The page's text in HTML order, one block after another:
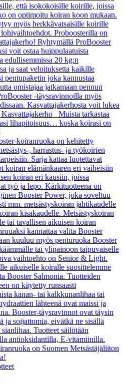
että isokokoisille koirille, joissa
on optimoitu koiran koon mukaan.
myös herkkävatsaisille koirille
Proboosterilla on
Ryhtymällä ProBooster
voit ostaa huippulaatuista
edullisemmissa 20 kg:n
ja saat veloituksetta kaikille
pentupaketin joka kannustaa
omistajaa jatkamaan pennun
-täysravinnoilla myös
Kasvattajakerhosta voit lukea
Kasvattajakerho Muista tarkastaa
lihapitoisuus… koska koirasi on
koiranruoka on kehitetty
, harrastus- ja työkoirien
Sarja kattaa luotettavat
koiran elämänkaaren eri vaiheisiin
koiran eri kausiin, joissa
työ ja lepo. Kärkituotteena on
Booster Power, joka soveltuu
mm. metsästyskoiran jahtikaudelle
kisakaudelle. Metsästyskoiran
tai tavallisen aikuisen koiran
kannattaa valita Booster
kuuluu myös penturuoka Booster
tai ylipainoon taipuvaiselle
vaihtoehto on Senior & Light.
aikuiselle koiralle suosittelemme
Booster Salmonia. Tuotteiden
on käytetty runsaasti
kanan- tai kalkkunanlihaa tai
lähteenä ovat maissi ja
Booster-täysravinnot ovat täysin
ja soijattomia, eivätkä ne sisällä
Tuotteet säilötään
antioksidantilla, E-vitamiinilla.
on Suomen Metsästäjäliiton